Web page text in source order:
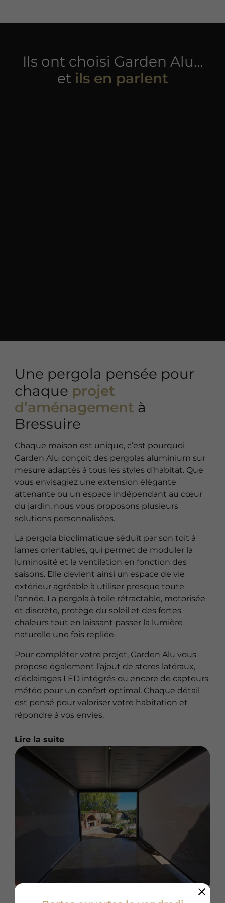
Ils ont choisi Garden Alu…
et ils en parlent
Une pergola pensée pour
chaque projet
d’aménagement à
Bressuire
Chaque maison est unique, c’est pourquoi
Garden Alu conçoit des pergolas aluminium sur
mesure adaptés à tous les styles d’habitat. Que
vous envisagiez une extension élégante
attenante ou un espace indépendant au cœur
du jardin, nous vous proposons plusieurs
solutions personnalisées.
La pergola bioclimatique séduit par son toit à
lames orientables, qui permet de moduler la
luminosité et la ventilation en fonction des
saisons. Elle devient ainsi un espace de vie
extérieur agréable à utiliser presque toute
l’année. La pergola à toile rétractable, motorisée
et discrète, protège du soleil et des fortes
chaleurs tout en laissant passer la lumière
naturelle une fois repliée.
Pour compléter votre projet, Garden Alu vous
propose également l’ajout de stores latéraux,
d’éclairages LED intégrés ou encore de capteurs
météo pour un confort optimal. Chaque détail
est pensé pour valoriser votre habitation et
répondre à vos envies.
Lire la suite